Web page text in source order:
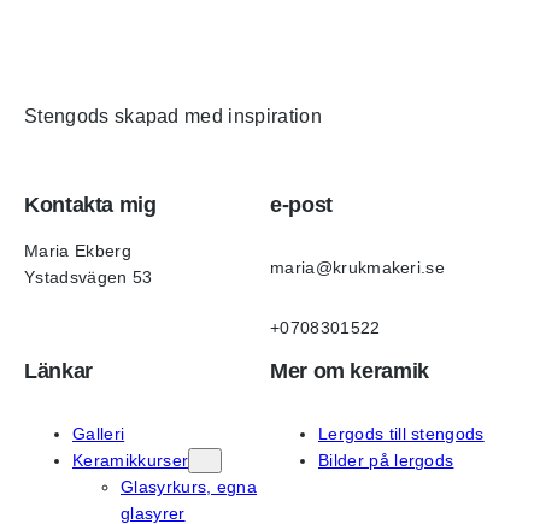
Stengods skapad med inspiration
Kontakta mig
Maria Ekberg
Ystadsvägen 53
e-post
maria@krukmakeri.se
+0708301522
Länkar
Galleri
Keramikkurser
Glasyrkurs, egna
glasyrer
Mer om keramik
Lergods till stengods
Bilder på lergods